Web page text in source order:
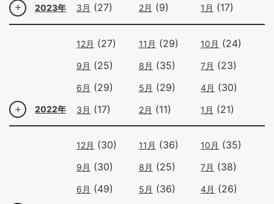
2023年 3月 (27) 2月 (9) 1月 (17)
2022年
12月 (27) 11月 (29) 10月 (24)
9月 (25) 8月 (35) 7月 (23)
6月 (29) 5月 (29) 4月 (30)
3月 (17) 2月 (11) 1月 (21)
12月 (30) 11月 (36) 10月 (35)
9月 (30) 8月 (25) 7月 (38)
6月 (49) 5月 (36) 4月 (26)